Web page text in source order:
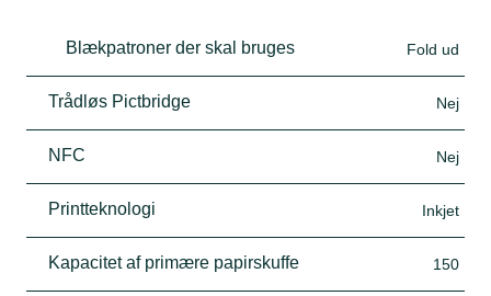
Blækpatroner der skal bruges Fold ud
Trådløs Pictbridge Nej
NFC Nej
Printteknologi Inkjet
Kapacitet af primære papirskuffe 150